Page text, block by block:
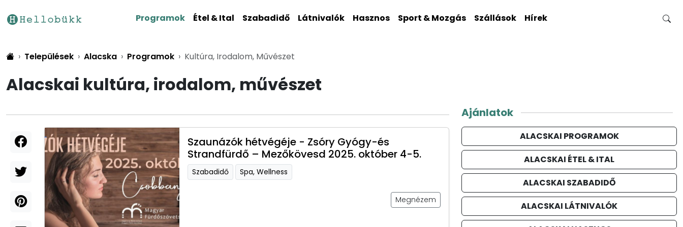
Programok Étel & Ital Szabadidő Látnivalók Hasznos Sport & Mozgás Szállások Hírek
Települések Alacska Programok Kultúra, Irodalom, Művészet
Alacskai kultúra, irodalom, művészet
Szaunázók hétvégéje - Zsóry Gyógy-és
Strandfürdő – Mezőkövesd 2025. október 4-5.
Szabadidő Spa, Wellness
Megnézem
Ajánlatok
ALACSKAI PROGRAMOK
ALACSKAI ÉTEL & ITAL
ALACSKAI SZABADIDŐ
ALACSKAI LÁTNIVALÓK